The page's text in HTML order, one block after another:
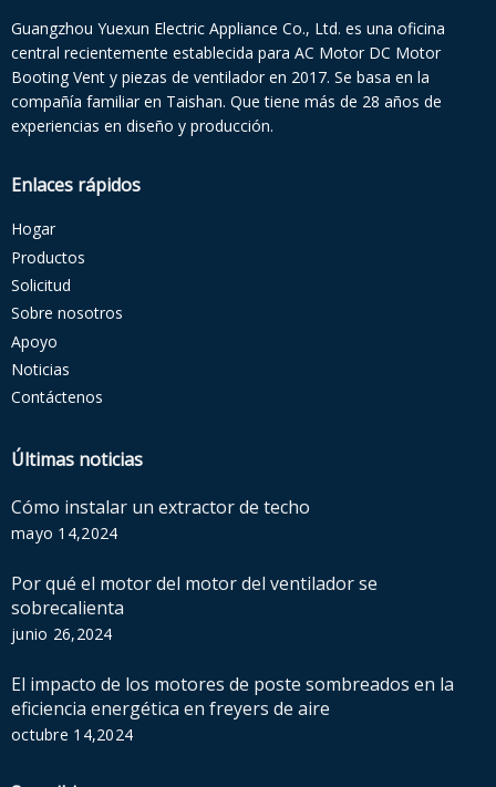
Guangzhou Yuexun Electric Appliance Co., Ltd. es una oficina
central recientemente establecida para AC Motor DC Motor
Booting Vent y piezas de ventilador en 2017. Se basa en la
compañía familiar en Taishan. Que tiene más de 28 años de
experiencias en diseño y producción.
Enlaces rápidos
Hogar
Productos
Solicitud
Sobre nosotros
Apoyo
Noticias
Contáctenos
Últimas noticias
Cómo instalar un extractor de techo
mayo 14,2024
Por qué el motor del motor del ventilador se
sobrecalienta
junio 26,2024
El impacto de los motores de poste sombreados en la
eficiencia energética en freyers de aire
octubre 14,2024